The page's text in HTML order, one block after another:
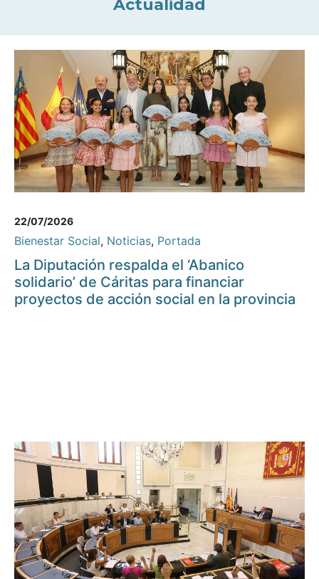
Actualidad
22/07/2026
Bienestar Social, Noticias, Portada
La Diputación respalda el ‘Abanico
solidario’ de Cáritas para financiar
proyectos de acción social en la provincia